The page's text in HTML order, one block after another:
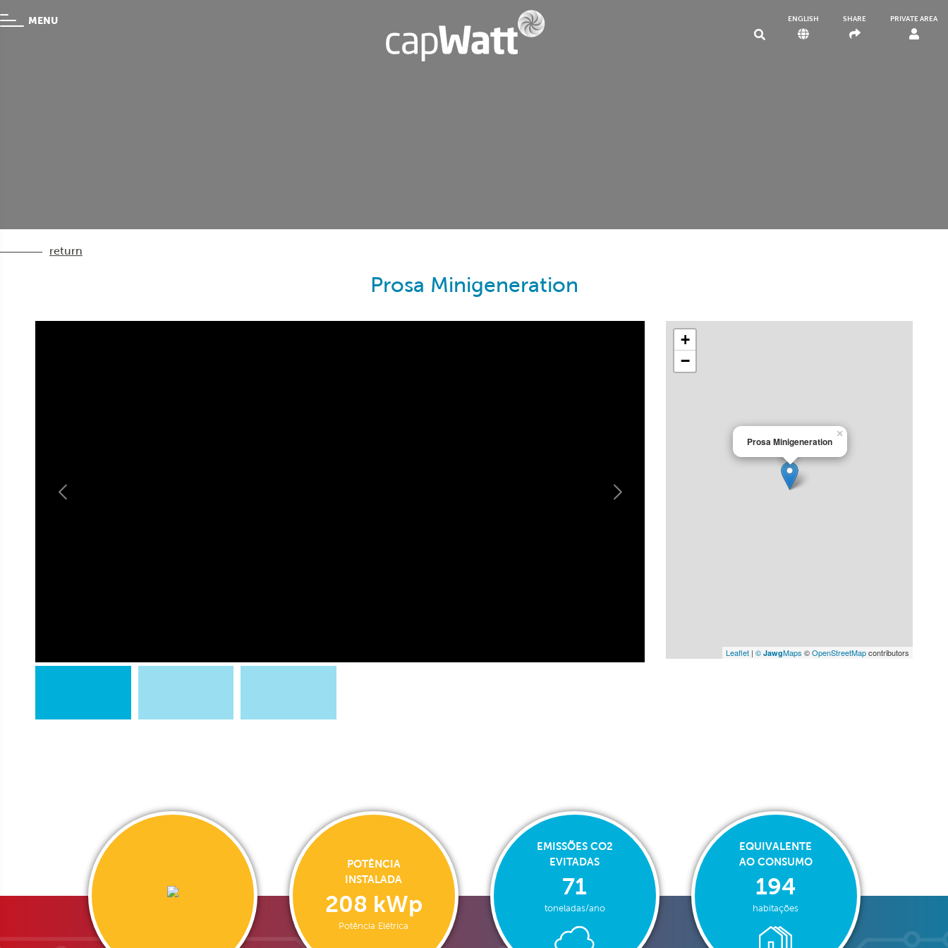
MENU ENGLISH SHARE PRIVATE AREA
return
Prosa Minigeneration
Prosa Minigeneration
×
+
−
Leaflet | © JawgMaps ©OpenStreetMapcontributors
POTÊNCIA
INSTALADA
208 kWp
Potência Elétrica
EMISSÕES CO2
EVITADAS
71
toneladas/ano
EQUIVALENTE
AO CONSUMO
194
habitações